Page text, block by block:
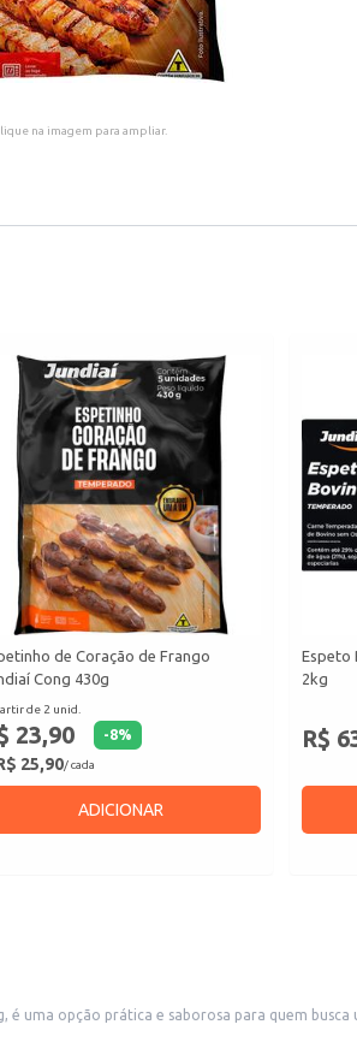
na imagem para ampliar.
de Coração de Frango
Cong 430g
de 2 unid.
23,90 -8%
25,90/ cada
ADICIONAR
Espeto
2kg
R$
é uma opção prática e saborosa para quem